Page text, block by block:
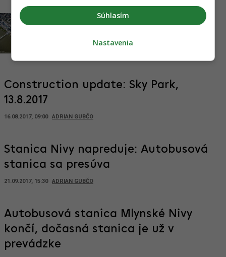
J&T Real Estate odhalilo svoju
Construction update: Sky Park,
13.8.2017
16.08.2017, 09:00 ADRIAN GUBČO
Stanica Nivy napreduje: Autobusová
stanica sa presúva
21.09.2017, 15:30 ADRIAN GUBČO
Autobusová stanica Mlynské Nivy
končí, dočasná stanica je už v
prevádzke
Súhlasím
Nastavenia